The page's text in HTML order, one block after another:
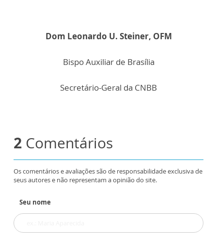
Dom Leonardo U. Steiner, OFM
Bispo Auxiliar de Brasília
Secretário-Geral da CNBB
2 Comentários
Os comentários e avaliações são de responsabilidade exclusiva de
seus autores e não representam a opinião do site.
Seu nome